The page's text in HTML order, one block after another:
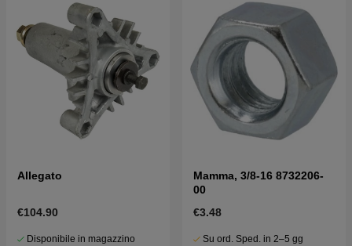
Allegato
€104.90
Disponibile in magazzino
Mamma, 3/8-16 8732206-
00
€3.48
Su ord. Sped. in 2–5 gg